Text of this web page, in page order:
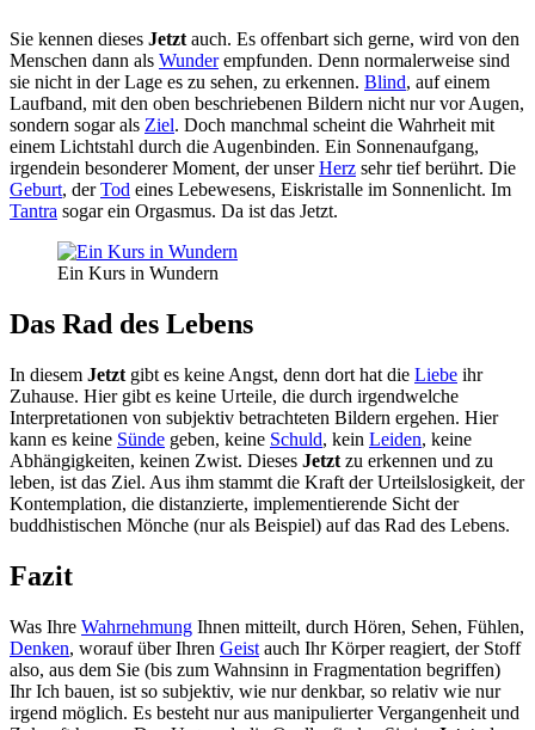
Sie kennen dieses Jetztauch. Es offenbart sich gerne, wird von den
Menschen dann als Wunderempfunden. Denn normalerweise sind
sie nicht in der Lage es zu sehen, zu erkennen. Blind, auf einem
Laufband, mit den oben beschriebenen Bildern nicht nur vor Augen,
sondern sogar als Ziel. Doch manchmal scheint die Wahrheit mit
einem Lichtstahl durch die Augenbinden. Ein Sonnenaufgang,
irgendein besonderer Moment, der unserHerz sehr tief berührt. Die
Geburt, derTod eines Lebewesens, Eiskristalle im Sonnenlicht. Im
Tantra sogar ein Orgasmus. Da ist das Jetzt.
Ein Kurs in Wundern
Das Rad des Lebens
In diesem Jetzt gibt es keine Angst, denn dort hat die Liebe ihr
Zuhause. Hier gibt es keine Urteile, die durch irgendwelche
Interpretationen von subjektiv betrachteten Bildern ergehen. Hier
kann es keine Sünde geben, keine Schuld, kein Leiden, keine
Abhängigkeiten, keinen Zwist. Dieses Jetzt zu erkennen und zu
leben, ist das Ziel. Aus ihm stammt die Kraft der Urteilslosigkeit, der
Kontemplation, die distanzierte, implementierende Sicht der
buddhistischen Mönche (nur als Beispiel) auf das Rad des Lebens.
Fazit
Was Ihre Wahrnehmung Ihnen mitteilt, durch Hören, Sehen, Fühlen,
Denken, worauf über Ihren Geist auch Ihr Körper reagiert, der Stoff
also, aus dem Sie (bis zum Wahnsinn in Fragmentation begriffen)
Ihr Ich bauen, ist so subjektiv, wie nur denkbar, so relativ wie nur
irgend möglich. Es besteht nur aus manipulierter Vergangenheit und